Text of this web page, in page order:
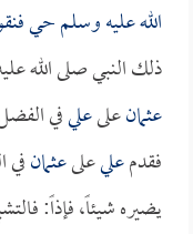
الله عليه وسلم حي
ذلك النبي صلى الله
عثمانعلىعليفي
فقدمعليعلىعثمانفي
يضيره شيئاً، فإذاً: